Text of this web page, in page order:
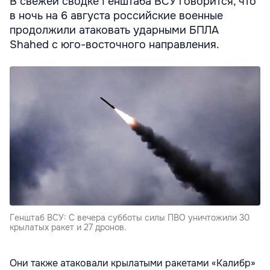
в ночь на 6 августа российские военные
продолжили атаковать ударными БПЛА
Shahed с юго-восточного направления.
Генштаб ВСУ: C вечера субботы силы ПВО уничтожили 30
крылатых ракет и 27 дронов.
Они также атаковали крылатыми ракетами «Калибр»